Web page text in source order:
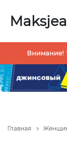
Внимание!
Главная